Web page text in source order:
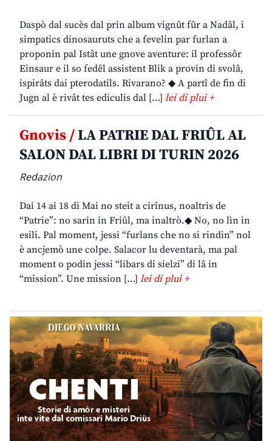
Daspò dal sucès dal prin album vignût fûr a Nadâl, i
simpatics dinosauruts che a fevelin par furlan a
proponin pal Istât une gnove aventure: il professôr
Einsaur e il so fedêl assistent Blik a provin di svolâ,
ispirâts dai pterodatils. Rivarano? ◆ A partî de fin di
Jugn al è rivât tes ediculis dal […] lei di plui +
Gnovis /LA PATRIE DAL FRIÛL AL
SALON DAL LIBRI DI TURIN 2026
Redazion
Dai 14 ai 18 di Mai no steit a cirînus, noaltris de
“Patrie”: no sarin in Friûl, ma inaltrò.◆ No, no lìn in
esili. Pal moment, jessi “furlans che no si rindin” nol
è ancjemò une colpe. Salacor lu deventarà, ma pal
moment o podin jessi “libars di sielzi” di lâ in
“mission”. Une mission […] lei di plui +